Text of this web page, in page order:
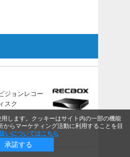
ジョンレコー
スク
します。クッキーはサイト内の一部の機能
からマーケティング活動に利用することを目
いについてはこちら
承諾する